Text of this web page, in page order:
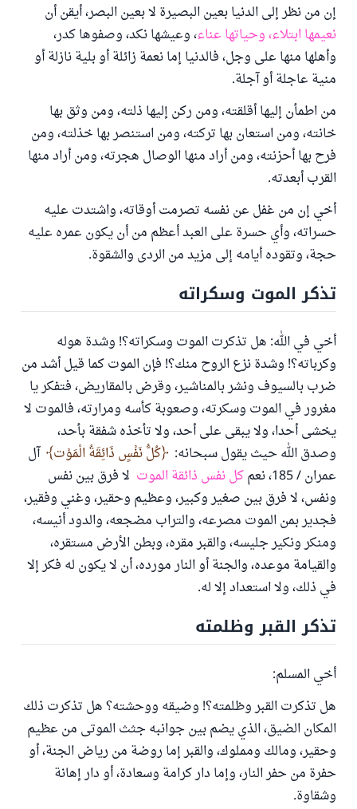
إن من نظر إلى الدنيا بعين البصيرة لا بعين البصر، أيقن أن
نعيمها ابتلاء، وحياتها عناء، وعيشها نكد، وصفوها كدر،
وأهلها منها على وجل، فالدنيا إما نعمة زائلة أو بلية نازلة أو
منية عاجلة أو آجلة.
من اطمأن إليها أقلقته، ومن ركن إليها ذلته، ومن وثق بها
خانته، ومن استعان بها تركته، ومن استنصر بها خذلته، ومن
فرح بها أحزنته، ومن أراد منها الوصال هجرته، ومن أراد منها
القرب أبعدته.
أخي إن من غفل عن نفسه تصرمت أوقاته، واشتدت عليه
حسراته، وأي حسرة على العبد أعظم من أن يكون عمره عليه
حجة، وتقوده أيامه إلى مزيد من الردى والشقوة.
تذكر الموت وسكراته
أخي في الله: هل تذكرت الموت وسكراته؟! وشدة هوله
وكرباته؟! وشدة نزع الروح منك؟! فإن الموت كما قيل أشد من
ضرب بالسيوف ونشر بالمناشير، وقرض بالمقاريض، فتفكر يا
مغرور في الموت وسكرته، وصعوبة كأسه ومرارته، فالموت لا
يخشى أحدا، ولا يبقى على أحد، ولا تأخذه شفقة بأحد،
وصدق الله حيث يقول سبحانه: كُلُّ نَفْسٍ ذَائِقَةُ الْمَوْت آل
عمران / 185، نعم
كل نفس ذائقة الموت لا فرق بين نفس
ونفس، لا فرق بين صغير وكبير، وعظيم وحقير، وغني وفقير،
فجدير بمن الموت مصرعه، والتراب مضجعه، والدود أنيسه،
ومنكر ونكير جليسه، والقبر مقره، وبطن الأرض مستقره،
والقيامة موعده، والجنة أو النار مورده، أن لا يكون له فكر إلا
في ذلك، ولا استعداد إلا له.
تذكر القبر وظلمته
أخي المسلم:
هل تذكرت القبر وظلمته؟! وضيقه ووحشته؟ هل تذكرت ذلك
المكان الضيق، الذي يضم بين جوانبه جثث الموتى من عظيم
وحقير، ومالك ومملوك، والقبر إما روضة من رياض الجنة، أو
حفرة من حفر النار، وإما دار كرامة وسعادة، أو دار إهانة
وشقاوة.